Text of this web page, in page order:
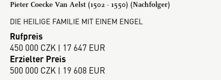
Pieter Coecke Van Aelst (1502 - 1550) (Nachfolger)
DIE HEILIGE FAMILIE MIT EINEM ENGEL
Rufpreis
450 000 CZK | 17 647 EUR
Erzielter Preis
500 000 CZK | 19 608 EUR